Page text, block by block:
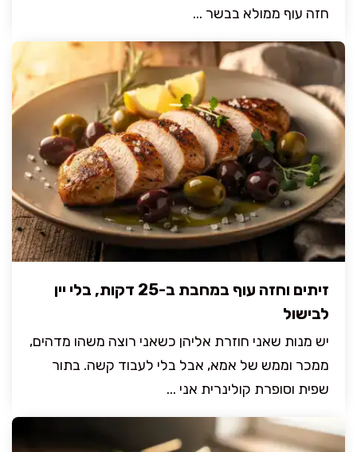
חזה עוף ממולא בבשר ...
זיתים וחזה עוף במחבת ב-25 דקות, בלי יין
לבישול
יש מנות שאני חוזרת אליהן כשאני רוצה משהו מדהים,
ממכר וממש של אמא, אבל בלי לעבוד קשה. בתור
שפית וסופרת קולינרית אני ...